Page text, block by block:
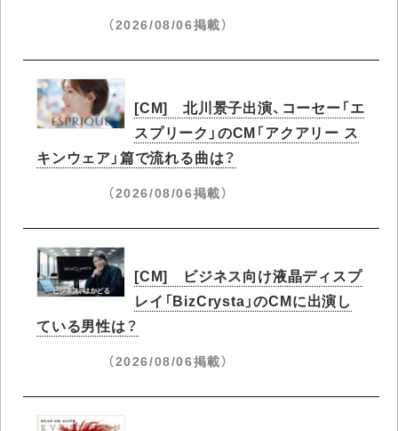
（2026/08/06掲載）
[CM] 北川景子出演、コーセー「エ
スプリーク」のCM「アクアリー ス
キンウェア」篇で流れる曲は？
（2026/08/06掲載）
[CM] ビジネス向け液晶ディスプ
レイ「BizCrysta」のCMに出演し
ている男性は？
（2026/08/06掲載）